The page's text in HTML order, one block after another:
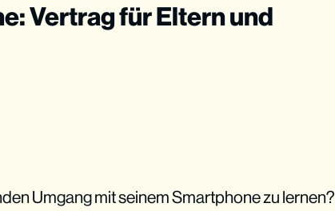
Vertrag für Eltern und
Umgang mit seinem Smartphone zu lernen?